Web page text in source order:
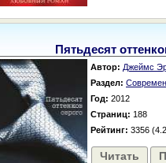
Пятьдесят
Автор: Джеймс
Раздел:
Год: 2012
Страниц: 188
Рейтинг: 3356
Читать